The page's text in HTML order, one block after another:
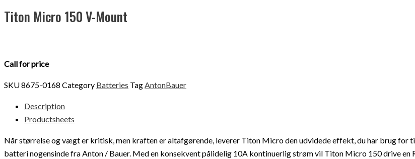
Titon Micro 150 V-Mount
Call for price
SKU8675-0168 Category Batteries TagAntonBauer
Description
Productsheets
Når størrelse og vægt er kritisk, men kraften er altafgørende, leverer Titon Micro den udvidede effekt, du har brug for
batteri nogensinde fra Anton / Bauer. Med en konsekvent pålidelig 10A kontinuerlig strøm vil Titon Micro 150 drive